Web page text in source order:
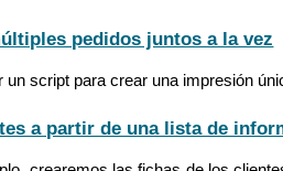
pedidos juntos a la vez
un script para crear una impresión
a partir de una lista de